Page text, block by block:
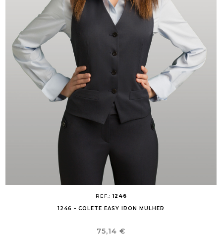
REF.:1246
1246 - COLETE EASY IRON MULHER
Preço
75,14 €